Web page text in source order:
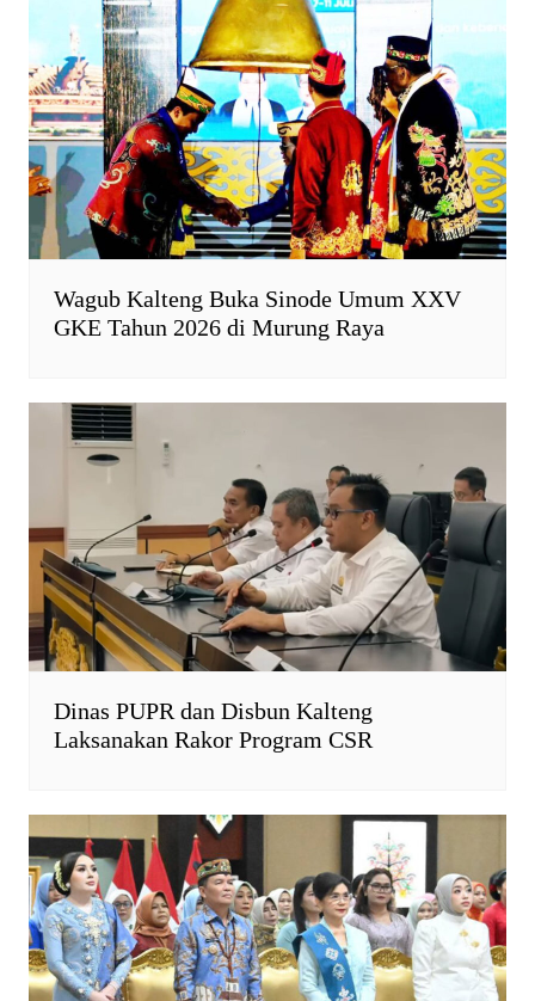
e
n
d
l
y
Wagub Kalteng Buka Sinode Umum XXV
GKE Tahun 2026 di Murung Raya
Dinas PUPR dan Disbun Kalteng
Laksanakan Rakor Program CSR